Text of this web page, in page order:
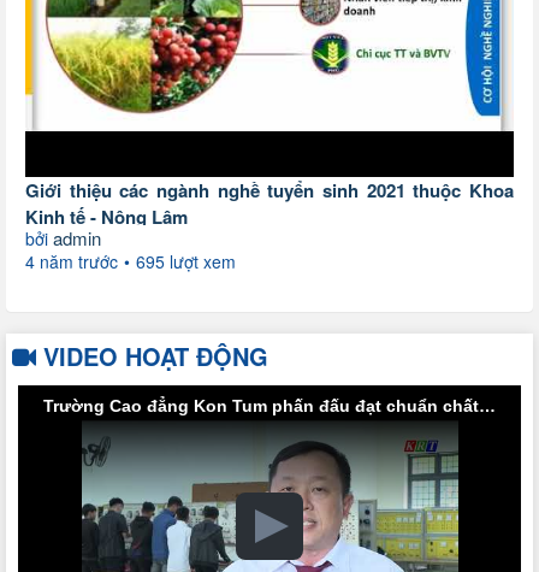
Giới thiệu các ngành nghề tuyển sinh 2021 thuộc Khoa
Kinh tế - Nông Lâm
bởi admin
4 năm trước 695 lượt xem
VIDEO HOẠT ĐỘNG
Trường Cao đẳng Kon Tum phấn đấu đạt chuẩn chất lượng cao vào năm 2025